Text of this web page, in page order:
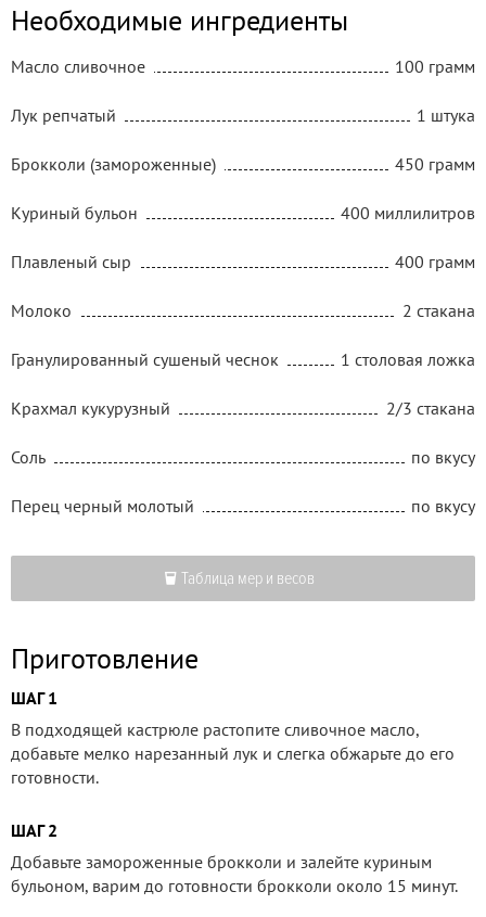
Необходимые ингредиенты
Масло сливочное 100 грамм
Лук репчатый 1 штука
Брокколи (замороженные) 450 грамм
Куриный бульон 400 миллилитров
Плавленый сыр 400 грамм
Молоко 2 стакана
Гранулированный сушеный чеснок 1 столовая ложка
Крахмал кукурузный 2/3 стакана
Соль по вкусу
Перец черный молотый по вкусу
Таблица мер и весов
Приготовление
ШАГ 1
В подходящей кастрюле растопите сливочное масло,
добавьте мелко нарезанный лук и слегка обжарьте до его
готовности.
ШАГ 2
Добавьте замороженные брокколи и залейте куриным
бульоном, варим до готовности брокколи около 15 минут.